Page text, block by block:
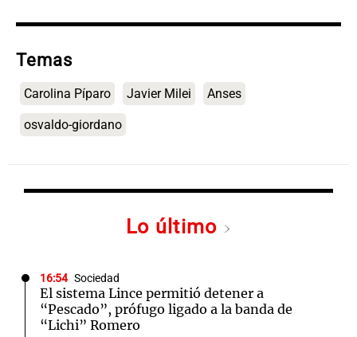
Temas
Carolina Píparo Javier Milei Anses
osvaldo-giordano
Lo último
16:54 Sociedad
El sistema Lince permitió detener a
“Pescado”, prófugo ligado a la banda de
“Lichi” Romero